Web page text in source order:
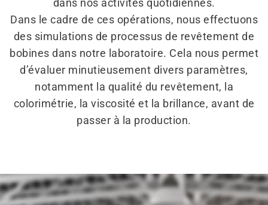
dans nos activités quotidiennes.
Dans le cadre de ces opérations, nous effectuons
des simulations de processus de revêtement de
bobines dans notre laboratoire. Cela nous permet
d’évaluer minutieusement divers paramètres,
notamment la qualité du revêtement, la
colorimétrie, la viscosité et la brillance, avant de
passer à la production.